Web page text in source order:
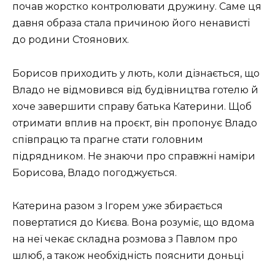
почав жорстко контролювати дружину. Саме ця
давня образа стала причиною його ненависті
до родини Стоянових.
Борисов приходить у лють, коли дізнається, що
Владо не відмовився від будівництва готелю й
хоче завершити справу батька Катерини. Щоб
отримати вплив на проєкт, він пропонує Владо
співпрацю та прагне стати головним
підрядником. Не знаючи про справжні наміри
Борисова, Владо погоджується.
Катерина разом з Ігорем уже збирається
повертатися до Києва. Вона розуміє, що вдома
на неї чекає складна розмова з Павлом про
шлюб, а також необхідність пояснити доньці